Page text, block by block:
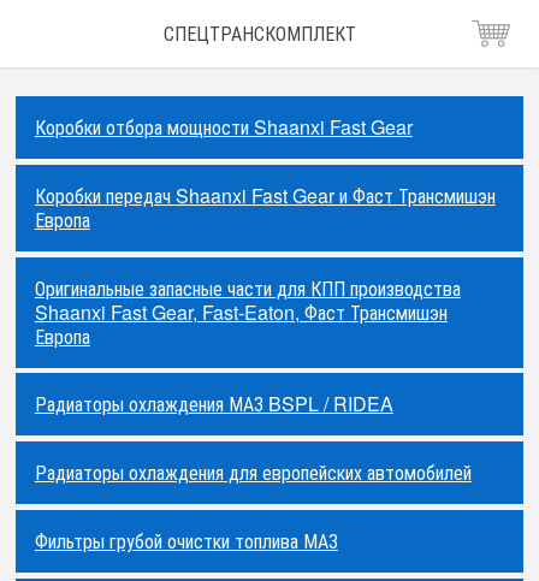
СПЕЦТРАНСКОМПЛЕКТ
Коробки отбора мощности Shaanxi Fast Gear
Коробки передач Shaanxi Fast Gear и Фаст Трансмишэн
Европа
Оригинальные запасные части для КПП производства
Shaanxi Fast Gear, Fast-Eaton, Фаст Трансмишэн
Европа
Радиаторы охлаждения МАЗ BSPL / RIDEA
Радиаторы охлаждения для европейских автомобилей
Фильтры грубой очистки топлива МАЗ